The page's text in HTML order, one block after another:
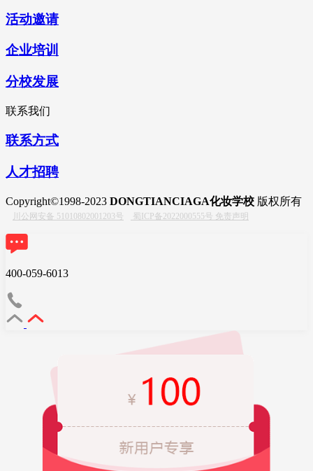
活动邀请
企业培训
分校发展
联系我们
联系方式
人才招聘
Copyright©1998-2023 DONGTIANCIAGA化妆学校 版权所有
川公网安备 51010802001203号 蜀ICP备2022000555号 免责声明
400-059-6013